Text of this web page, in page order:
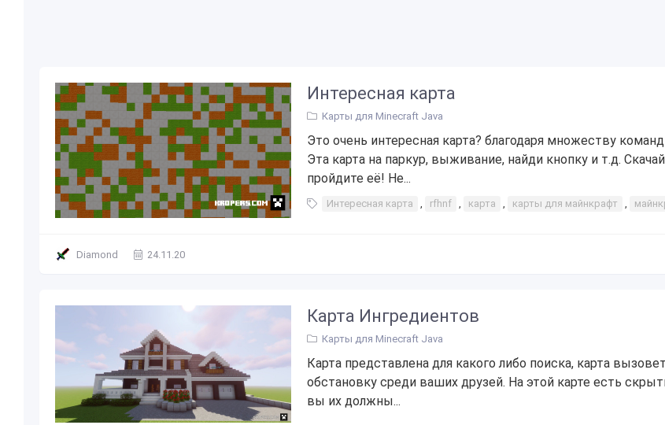
Интересная карта
Карты для Minecraft Java
Это очень интересная карта? благодаря множеству
Эта карта на паркур, выживание, найди кнопку и т.д.
пройдите её! Не...
Интересная карта , rfhnf , карта , карты для майнкрафт ,
Diamond 24.11.20
Карта Ингредиентов
Карты для Minecraft Java
Карта представлена для какого либо поиска, карта
обстановку среди ваших друзей. На этой карте есть
вы их должны...